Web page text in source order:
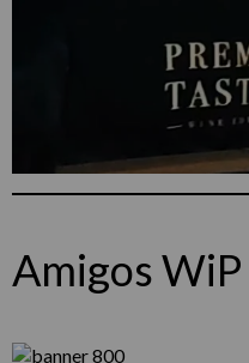
Amigos WiP